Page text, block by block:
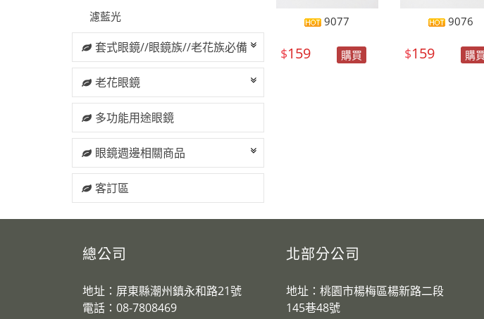
濾藍光
套式眼鏡//眼鏡族//老花族必備
老花眼鏡
多功能用途眼鏡
眼鏡週邊相關商品
客訂區
9077
$159 購買
9076
$159 購
總公司
地址：屏東縣潮州鎮永和路21號
電話：08-7808469
北部分公司
地址：桃園市楊梅區楊新路二段
145巷48號